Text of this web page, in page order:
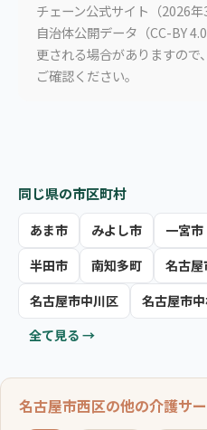
チェーン公式サイト（2026
自治体公開データ（CC-BY
更される場合がありますの
ご確認ください。
同じ県の市区町村
あま市 みよし市 一宮市
半田市
南知多町 名古屋
名古屋市中川区
名古屋市
全て見る →
名古屋市西区の他の介護サ